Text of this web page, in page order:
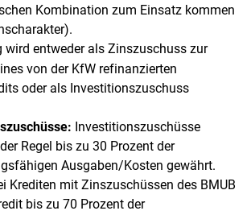
Kombination zum Einsatz kommen
wird entweder als Zinszuschuss zur
von der KfW refinanzierten
oder als Investitionszuschuss
Investitionszuschüsse
Regel bis zu 30 Prozent der
Ausgaben/Kosten gewährt.
Krediten mit Zinszuschüssen des BMUB
bis zu 70 Prozent der